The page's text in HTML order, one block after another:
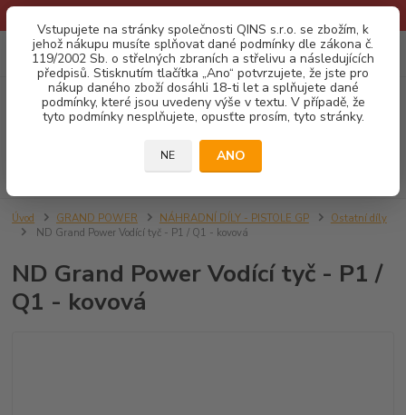
Vstupujete na stránky společnosti QINS s.r.o. se zbožím, k
jehož nákupu musíte splňovat dané podmínky dle zákona č.
119/2002 Sb. o střelných zbraních a střelivu a následujících
předpisů. Stisknutím tlačítka „Ano“ potvrzujete, že jste pro
nákup daného zboží dosáhli 18-ti let a splňujete dané
podmínky, které jsou uvedeny výše v textu. V případě, že
tyto podmínky nesplňujete, opusťte prosím, tyto stránky.
NE ANO
Menu
CZK 0
za0,00 Kč
Úvod GRAND POWER NÁHRADNÍ DÍLY - PISTOLE GP
Ostatní díly
ND Grand Power Vodící tyč - P1 / Q1 - kovová
ND Grand Power Vodící tyč - P1 /
Q1 - kovová